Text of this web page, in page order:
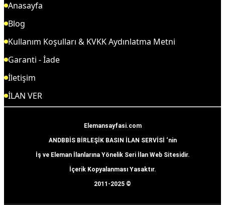
Anasayfa
Blog
Kullanım Koşulları & KVKK Aydınlatma Metni
Garanti - İade
İletişim
İLAN VER
Elemansayfasi.com
ANDBBİS BİRLEŞİK BASIN İLAN SERVİSİ ‘nin
İş ve Eleman İlanlarına Yönelik Seri İlan Web Sitesidir.
İçerik Kopyalanması Yasaktır.
2011-2025 ©